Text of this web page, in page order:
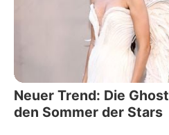
Neuer Trend: Die
den Sommer der Stars